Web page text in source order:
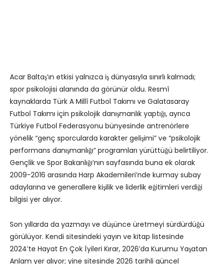
Acar Baltaş’ın etkisi yalnızca iş dünyasıyla sınırlı kalmadı;
spor psikolojisi alanında da görünür oldu. Resmî
kaynaklarda Türk A Millî Futbol Takımı ve Galatasaray
Futbol Takımı için psikolojik danışmanlık yaptığı, ayrıca
Türkiye Futbol Federasyonu bünyesinde antrenörlere
yönelik “genç sporcularda karakter gelişimi” ve “psikolojik
performans danışmanlığı” programları yürüttüğü belirtiliyor.
Gençlik ve Spor Bakanlığı’nın sayfasında buna ek olarak
2009-2016 arasında Harp Akademileri’nde kurmay subay
adaylarına ve generallere kişilik ve liderlik eğitimleri verdiği
bilgisi yer alıyor.
Son yıllarda da yazmayı ve düşünce üretmeyi sürdürdüğü
görülüyor. Kendi sitesindeki yayın ve kitap listesinde
2024’te Hayat En Çok İyileri Kırar, 2026’da Kurumu Yaşatan
Anlam yer alıyor; yine sitesinde 2026 tarihli güncel